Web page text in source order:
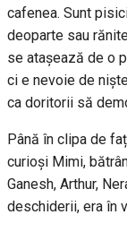
cafenea. Sunt
deoparte sau
se atașează de o
ci e nevoie de
ca doritorii să
Până în clipa de
curioși Mimi,
Ganesh, Arthur,
deschiderii, era în